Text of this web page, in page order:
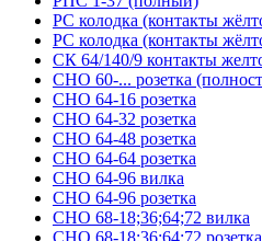
РС колодка (контакты
РС колодка (контакты
СК 64/140/9 контакты
СНО 60-... розетка
СНО 64-16 розетка
СНО 64-32 розетка
СНО 64-48 розетка
СНО 64-64 розетка
СНО 64-96 вилка
СНО 64-96 розетка
СНО 68-18;36;64;72 вилка
СНО 68-18;36;64;72 розетка